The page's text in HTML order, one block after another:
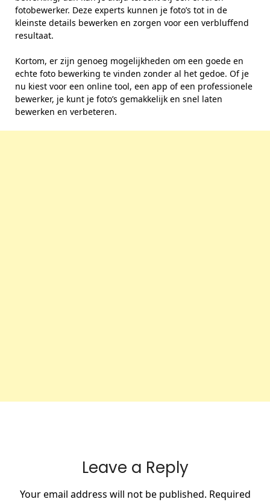
fotobewerker. Deze experts kunnen je foto’s tot in de
kleinste details bewerken en zorgen voor een verbluffend
resultaat.
Kortom, er zijn genoeg mogelijkheden om een goede en
echte foto bewerking te vinden zonder al het gedoe. Of je
nu kiest voor een online tool, een app of een professionele
bewerker, je kunt je foto’s gemakkelijk en snel laten
bewerken en verbeteren.
Leave a Reply
Your email address will not be published. Required